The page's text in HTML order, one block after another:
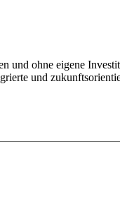
ohne eigene
und